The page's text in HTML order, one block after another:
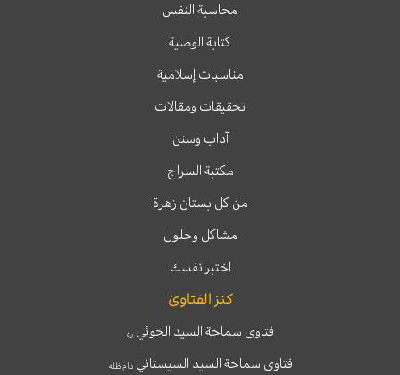
محاسبة النفس
كتابة الوصية
مناسبات إسلامية
تحقيقات ومقالات
آداب وسنن
مكتبة السراج
من كل بستان زهرة
مشاكل وحلول
اختبر نفسك
كنز الفتاوىٰ
فتاوى سماحة السيد الخوئيره
فتاوى سماحة السيد السيستانيدام ظله